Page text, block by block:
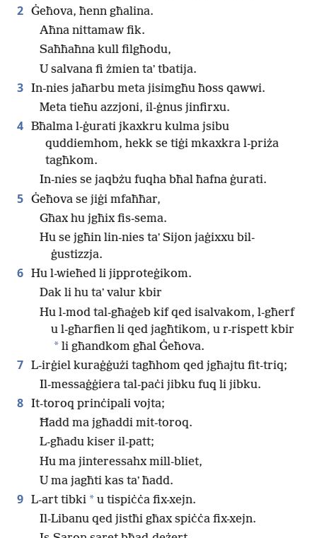
2 Ġeħova, ħenn għalina.
Aħna nittamaw fik.
Saħħaħna kull filgħodu,
U salvana fi żmien taʼ tbatija.
3 In-nies jaħarbu meta jisimgħu ħoss qawwi.
Meta tieħu azzjoni, il-ġnus jinfirxu.
4 Bħalma l-ġurati jkaxkru kulma jsibu
quddiemhom, hekk se tiġi mkaxkra l-priża
tagħkom.
In-nies se jaqbżu fuqha bħal ħafna ġurati.
5 Ġeħova se jiġi mfaħħar,
Għax hu jgħix fis-sema.
Hu se jgħin lin-nies taʼ Sijon jaġixxu bil-
ġustizzja.
6 Hu l-wieħed li jipproteġikom.
Dak li hu taʼ valur kbir
Hu l-mod tal-għaġeb kif qed isalvakom, l-għerf
u l-għarfien li qed jagħtikom, u r-rispett kbir
* li għandkom għal Ġeħova.
7 L-irġiel kuraġġużi tagħhom qed jgħajtu fit-triq;
Il-messaġġiera tal-paċi jibku fuq li jibku.
8 It-toroq prinċipali vojta;
Ħadd ma jgħaddi mit-toroq.
L-għadu kiser il-patt;
Hu ma jinteressahx mill-bliet,
U ma jagħti kas taʼ ħadd.
9 L-art tibki * u tispiċċa fix-xejn.
Il-Libanu qed jistħi għax spiċċa fix-xejn.